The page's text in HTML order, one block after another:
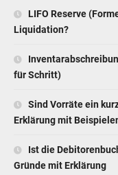
LIFO Reserve
Liquidation?
für Schritt)
Sind Vorräte ein
Erklärung mit
Ist die
Gründe mit Erklärung